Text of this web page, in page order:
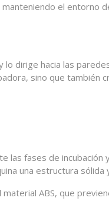
el entorno
dirige hacia las
sino que también
fases de incubación
una estructura sólida
material ABS, que